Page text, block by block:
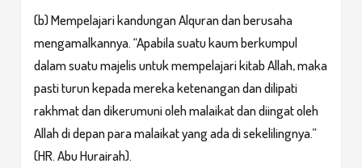
(b) Mempelajari kandungan Alquran dan berusaha
mengamalkannya. “Apabila suatu kaum berkumpul
dalam suatu majelis untuk mempelajari kitab Allah, maka
pasti turun kepada mereka ketenangan dan dilipati
rakhmat dan dikerumuni oleh malaikat dan diingat oleh
Allah di depan para malaikat yang ada di sekelilingnya.”
(HR. Abu Hurairah).